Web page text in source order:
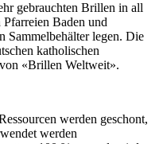
gebrauchten Brillen in all
Baden und
Sammelbehälter legen. Die
katholischen
«Brillen Weltweit».
werden geschont,
werden